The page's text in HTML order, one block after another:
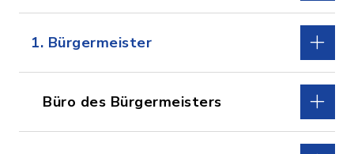
1. Bürgermeister
Büro des Bürgermeisters